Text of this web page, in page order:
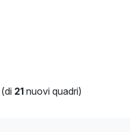
(di 21 nuovi quadri)